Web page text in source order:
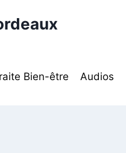
Bien-être Audios